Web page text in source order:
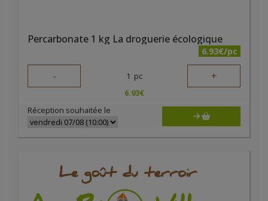
Percarbonate 1 kg La droguerie écologique
6.93€/pc
- 1 pc +
6.93€
Réception souhaitée le